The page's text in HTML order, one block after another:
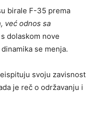
birale F-35 prema
već odnos sa
dolaskom nove
se menja.
svoju zavisnost
je reč o održavanju i